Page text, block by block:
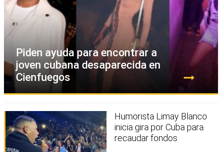
Piden ayuda para encontrar a
joven cubana desaparecida en
Cienfuegos
Humorista Limay Blanco
inicia gira por Cuba para
recaudar fondos